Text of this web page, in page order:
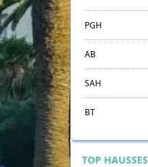
PGH
AB
SAH
BT
TOP HAUSSES